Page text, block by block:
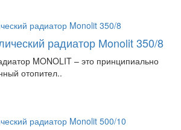
радиатор Monolit 350/8
MONOLIT – это принципиально
отопител..